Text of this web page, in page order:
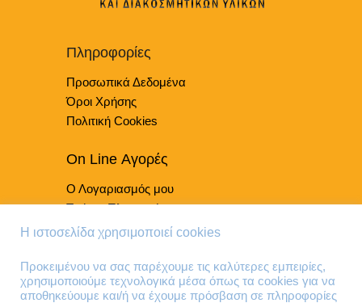
Πληροφορίες
Προσωπικά Δεδομένα
Όροι Χρήσης
Πολιτική Cookies
On Line Αγορές
Ο Λογαριασμός μου
Τρόποι Πληρωμής
Τρόποι Παράδοσης
Τηλέφωνα Επικοινωνίας
Η ιστοσελίδα χρησιμοποιεί cookies
Προκειμένου να σας παρέχουμε τις καλύτερες εμπειρίες,
χρησιμοποιούμε τεχνολογικά μέσα όπως τα cookies για να
αποθηκεύουμε και/ή να έχουμε πρόσβαση σε πληροφορίες